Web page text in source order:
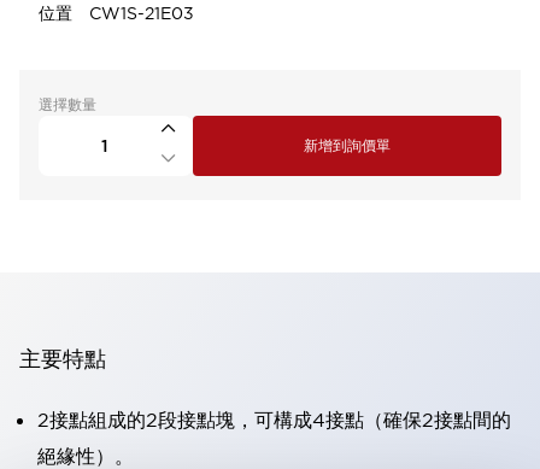
位置 CW1S-21E03
選擇數量
新增到詢價單
主要特點
2接點組成的2段接點塊，可構成4接點（確保2接點間的
絕緣性）。